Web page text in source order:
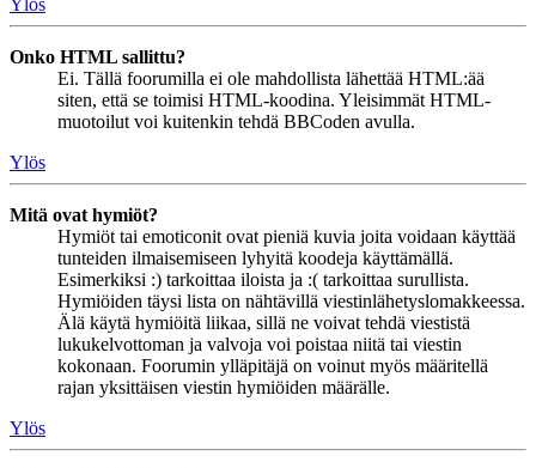
Onko HTML sallittu?
Ei. Tällä foorumilla ei ole mahdollista lähettää HTML:ää
siten, että se toimisi HTML-koodina. Yleisimmät HTML-
muotoilut voi kuitenkin tehdä BBCoden avulla.
Ylös
Mitä ovat hymiöt?
Hymiöt tai emoticonit ovat pieniä kuvia joita voidaan käyttää
tunteiden ilmaisemiseen lyhyitä koodeja käyttämällä.
Esimerkiksi :) tarkoittaa iloista ja :( tarkoittaa surullista.
Hymiöiden täysi lista on nähtävillä viestinlähetyslomakkeessa.
Älä käytä hymiöitä liikaa, sillä ne voivat tehdä viestistä
lukukelvottoman ja valvoja voi poistaa niitä tai viestin
kokonaan. Foorumin ylläpitäjä on voinut myös määritellä
rajan yksittäisen viestin hymiöiden määrälle.
Ylös